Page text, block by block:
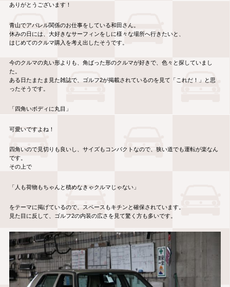
ありがとうございます！
青山でアパレル関係のお仕事をしている和田さん。
休みの日には、大好きなサーフィンをしに様々な場所へ行きたいと、
はじめてのクルマ購入を考え出したそうです。
今のクルマの丸い形よりも、角ばった形のクルマが好きで、色々と探していまし
た。
ある日たまたま見た雑誌で、ゴルフ2が掲載されているのを見て「これだ！」と思
ったそうです。
「四角いボディに丸目」
可愛いですよね！
四角いので見切りも良いし、サイズもコンパクトなので、狭い道でも運転が楽なん
です。
その上で
「人も荷物もちゃんと積めなきゃクルマじゃない」
をテーマに掲げているので、スペースもキチンと確保されています。
見た目に反して、ゴルフ2の内装の広さを見て驚く方も多いです。